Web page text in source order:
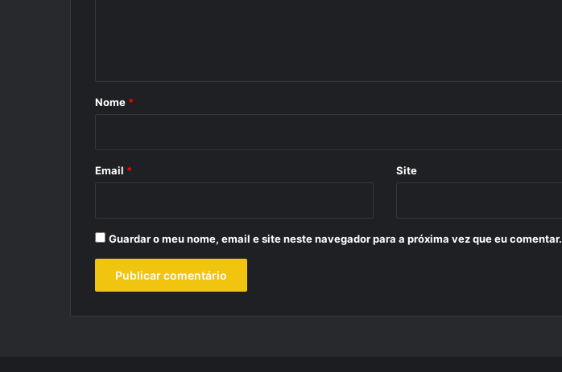
r
*
Nome *
Email * Site
Guardar o meu nome, email e site neste navegador para a próxima vez que eu comentar.